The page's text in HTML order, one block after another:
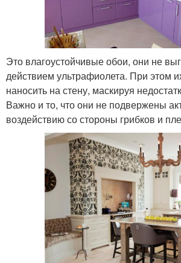
Это влагоустойчивые обои, они не
действием ультрафиолета. При этом
наносить на стену, маскируя
Важно и то, что они не подвержены
воздействию со стороны грибков и